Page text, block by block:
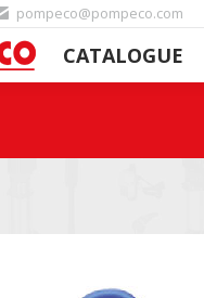
pompeco@pompeco.com
CATALOGUE
CATALOGUE